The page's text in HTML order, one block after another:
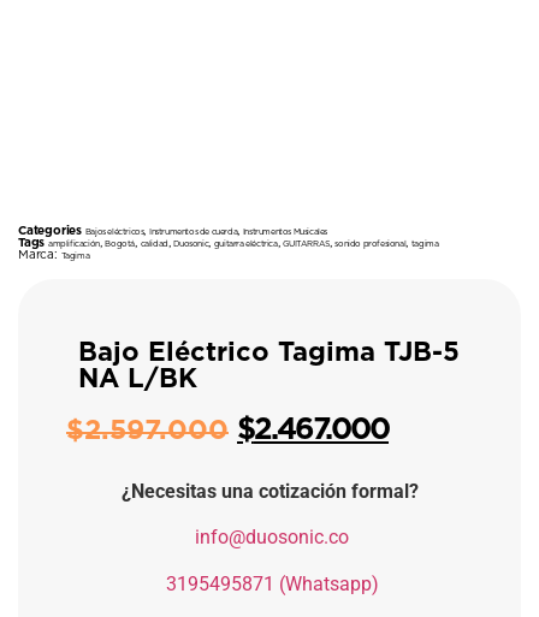
Categories Bajos eléctricos,Instrumentos de cuerda, Instrumentos Musicales
Tags amplificación,Bogotá calidad ,Duosonic, guitarra eléctrica,GUITARRAS,sonido profesional, tagima
Marca: Tagima
Bajo Eléctrico Tagima TJB-5
NA L/BK
$2.597.000 $2.467.000
¿Necesitas una cotización formal?
info@duosonic.co
3195495871 (Whatsapp)